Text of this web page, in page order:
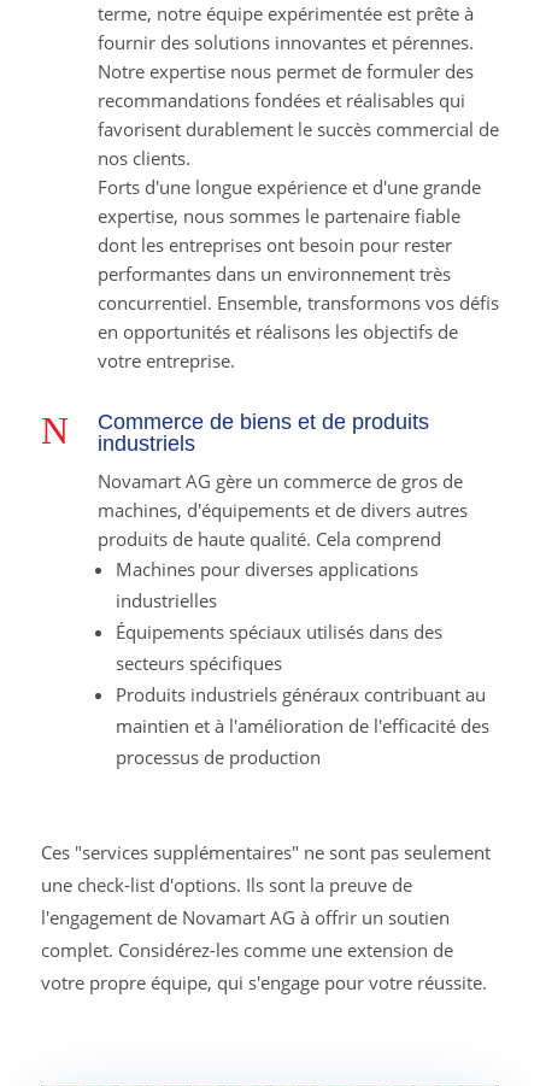
terme, notre équipe expérimentée est prête à
fournir des solutions innovantes et pérennes.
Notre expertise nous permet de formuler des
recommandations fondées et réalisables qui
favorisent durablement le succès commercial de
nos clients.
Forts d'une longue expérience et d'une grande
expertise, nous sommes le partenaire fiable
dont les entreprises ont besoin pour rester
performantes dans un environnement très
concurrentiel. Ensemble, transformons vos défis
en opportunités et réalisons les objectifs de
votre entreprise.
N
Commerce de biens et de produits
industriels
Novamart AG gère un commerce de gros de
machines, d'équipements et de divers autres
produits de haute qualité. Cela comprend
Machines pour diverses applications
industrielles
Équipements spéciaux utilisés dans des
secteurs spécifiques
Produits industriels généraux contribuant au
maintien et à l'amélioration de l'efficacité des
processus de production
Ces "services supplémentaires" ne sont pas seulement
une check-list d'options. Ils sont la preuve de
l'engagement de Novamart AG à offrir un soutien
complet. Considérez-les comme une extension de
votre propre équipe, qui s'engage pour votre réussite.